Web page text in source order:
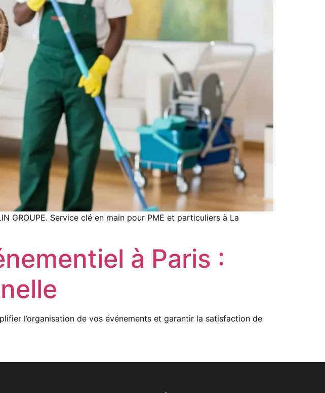
GROUPE. Service clé en main pour PME et particuliers à La
à Paris :
l’organisation de vos événements et garantir la satisfaction de